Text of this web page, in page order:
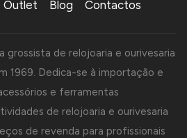
Outlet Blog Contactos
grossista de relojoaria e ourivesaria
1969. Dedica-se à importação e
e ferramentas
de relojoaria e ourivesaria
de revenda para profissionais